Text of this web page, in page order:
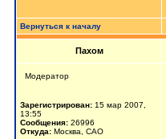
Вернуться к началу
Пахом
Мoдератор
Зарегистрирован: 15 мар 2007,
13:55
Сообщения: 26996
Откуда: Москва, САО